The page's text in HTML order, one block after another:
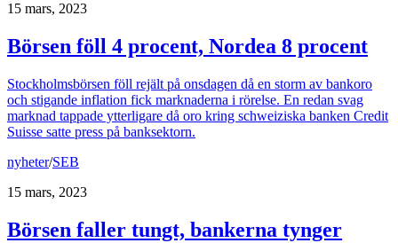
15 mars, 2023
Börsen föll 4 procent, Nordea 8 procent
Stockholmsbörsen föll rejält på onsdagen då en storm av bankoro
och stigande inflation fick marknaderna i rörelse. En redan svag
marknad tappade ytterligare då oro kring schweiziska banken Credit
Suisse satte press på banksektorn.
nyheter/SEB
15 mars, 2023
Börsen faller tungt, bankerna tynger